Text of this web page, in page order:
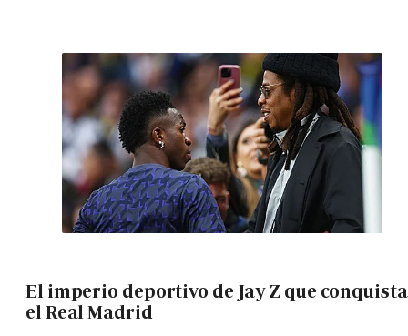
El imperio deportivo de Jay Z que conquista
el Real Madrid